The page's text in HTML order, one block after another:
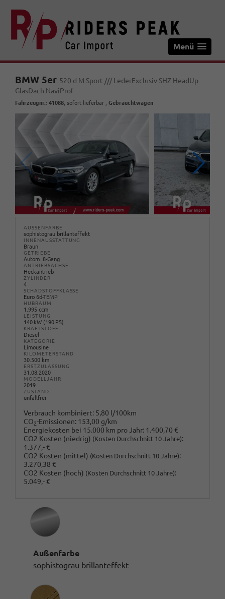
Menü
BMW 5er 520 d M Sport /// LederExclusiv SHZ HeadUp
GlasDach NaviProf
Fahrzeugnr.: 41088 sofort lieferbar Gebrauchtwagen
AUSSENFARBE
sophistograu brillanteffekt
INNENAUSSTATTUNG
Braun
GETRIEBE
Autom. 8-Gang
ANTRIEBSACHSE
Heckantrieb
ZYLINDER
4
SCHADSTOFFKLASSE
Euro 6d-TEMP
HUBRAUM
1.995 ccm
LEISTUNG
140 kW (190 PS)
KRAFTSTOFF
Diesel
KATEGORIE
Limousine
KILOMETERSTAND
30.500 km
ERSTZULASSUNG
31.08.2020
MODELLJAHR
2019
ZUSTAND
unfallfrei
Verbrauch kombiniert: 5,80 l/100km
CO2-Emissionen: 153,00 g/km
Energiekosten bei 15.000 km pro Jahr: 1.400,70 €
CO2 Kosten (niedrig) (Kosten Durchschnitt 10 Jahre):
1.377,- €
CO2 Kosten (mittel) (Kosten Durchschnitt 10 Jahre):
3.270,38 €
CO2 Kosten (hoch) (Kosten Durchschnitt 10 Jahre):
5.049,- €
Außenfarbe
sophistograu brillanteffekt
Innenausstattung